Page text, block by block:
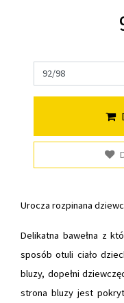
Urocza rozpinana
Delikatna bawełna z
sposób otuli ciało
bluzy, dopełni
strona bluzy jest